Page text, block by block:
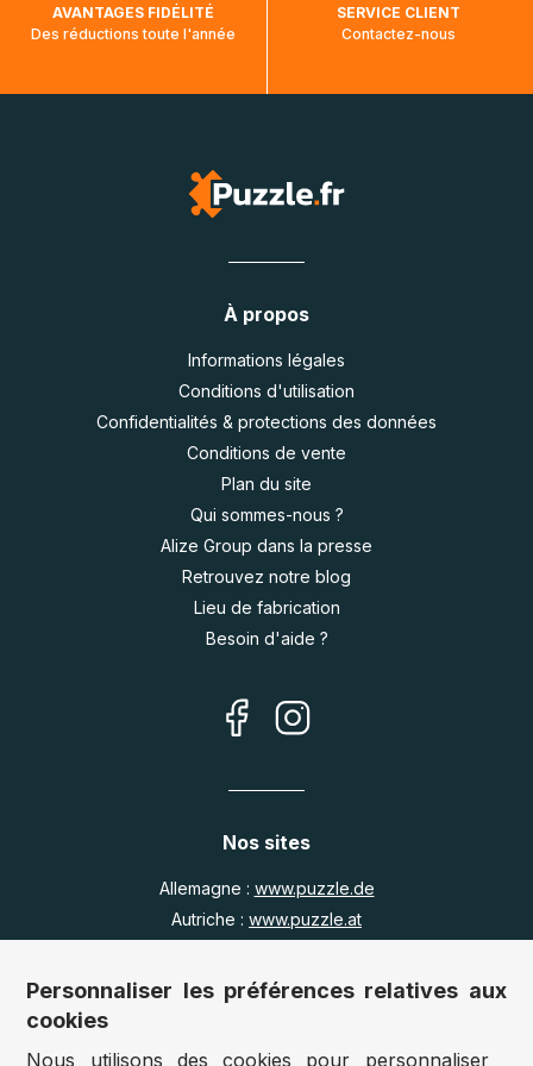
AVANTAGES FIDÉLITÉ
Des réductions toute l'année
SERVICE CLIENT
Contactez-nous
À propos
Informations légales
Conditions d'utilisation
Confidentialités & protections des données
Conditions de vente
Plan du site
Qui sommes-nous ?
Alize Group dans la presse
Retrouvez notre blog
Lieu de fabrication
Besoin d'aide ?
Nos sites
Allemagne : www.puzzle.de
Autriche : www.puzzle.at
Royaume Uni :
www.jigsawpuzzle.co.uk
Personnaliser les préférences relatives aux
cookies
Nous utilisons des cookies pour personnaliser